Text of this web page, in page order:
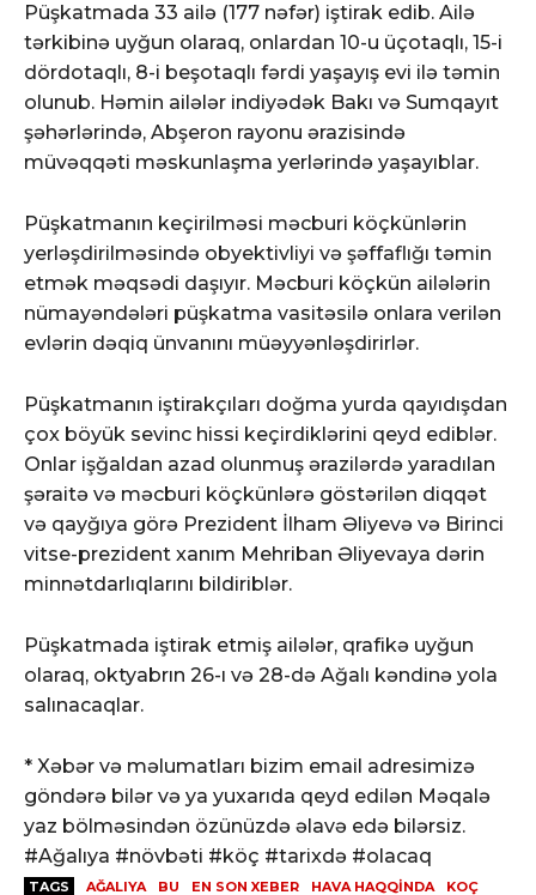
Püşkatmada 33 ailə (177 nəfər) iştirak edib. Ailə
tərkibinə uyğun olaraq, onlardan 10-u üçotaqlı, 15-i
dördotaqlı, 8-i beşotaqlı fərdi yaşayış evi ilə təmin
olunub. Həmin ailələr indiyədək Bakı və Sumqayıt
şəhərlərində, Abşeron rayonu ərazisində
müvəqqəti məskunlaşma yerlərində yaşayıblar.
Püşkatmanın keçirilməsi məcburi köçkünlərin
yerləşdirilməsində obyektivliyi və şəffaflığı təmin
etmək məqsədi daşıyır. Məcburi köçkün ailələrin
nümayəndələri püşkatma vasitəsilə onlara verilən
evlərin dəqiq ünvanını müəyyənləşdirirlər.
Püşkatmanın iştirakçıları doğma yurda qayıdışdan
çox böyük sevinc hissi keçirdiklərini qeyd ediblər.
Onlar işğaldan azad olunmuş ərazilərdə yaradılan
şəraitə və məcburi köçkünlərə göstərilən diqqət
və qayğıya görə Prezident İlham Əliyevə və Birinci
vitse-prezident xanım Mehriban Əliyevaya dərin
minnətdarlıqlarını bildiriblər.
Püşkatmada iştirak etmiş ailələr, qrafikə uyğun
olaraq, oktyabrın 26-ı və 28-də Ağalı kəndinə yola
salınacaqlar.
* Xəbər və məlumatları bizim email adresimizə
göndərə bilər və ya yuxarıda qeyd edilən Məqalə
yaz bölməsindən özünüzdə əlavə edə bilərsiz.
#Ağalıya #növbəti #köç #tarixdə #olacaq
TAGS AĞALIYA BU EN SON XEBER HAVA HAQQINDA KOÇ